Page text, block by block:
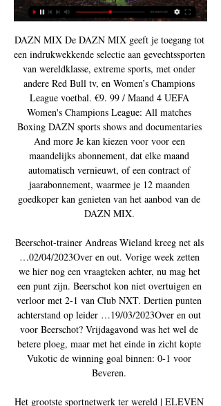
DAZN MIX De DAZN MIX geeft je toegang tot
een indrukwekkende selectie aan gevechtssporten
van wereldklasse, extreme sports, met onder
andere Red Bull tv, en Women’s Champions
League voetbal. €9. 99 / Maand 4 UEFA
Women's Champions League: All matches
Boxing DAZN sports shows and documentaries
And more Je kan kiezen voor voor een
maandelijks abonnement, dat elke maand
automatisch vernieuwt, of een contract of
jaarabonnement, waarmee je 12 maanden
goedkoper kan genieten van het aanbod van de
DAZN MIX.
Beerschot-trainer Andreas Wieland kreeg net als
…02/04/2023Over en out. Vorige week zetten
we hier nog een vraagteken achter, nu mag het
een punt zijn. Beerschot kon niet overtuigen en
verloor met 2-1 van Club NXT. Dertien punten
achterstand op leider …19/03/2023Over en out
voor Beerschot? Vrijdagavond was het wel de
betere ploeg, maar met het einde in zicht kopte
Vukotic de winning goal binnen: 0-1 voor
Beveren.
Het grootste sportnetwerk ter wereld | ELEVEN